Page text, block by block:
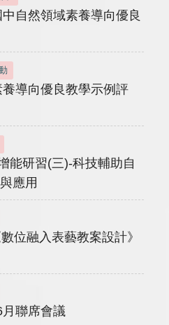
自然領域素養導向優良
導向優良教學示例評
能研習(三)-科技輔助自
應用
位融入表藝教案設計》
聯席會議